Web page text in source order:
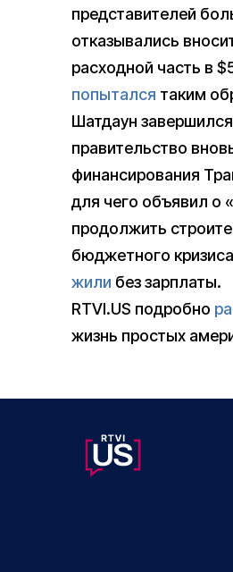
представителей
отказывались
расходной часть в
попытался таким
Шатдаун
правительство
финансирования
для чего объявил о
продолжить
бюджетного
жили без зарплаты.
RTVI.US подробно
жизнь простых